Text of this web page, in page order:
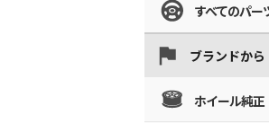
すべてのパー
ブランドから
ホイール純正